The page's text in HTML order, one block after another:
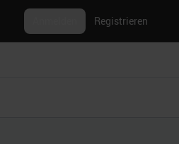
Registrieren